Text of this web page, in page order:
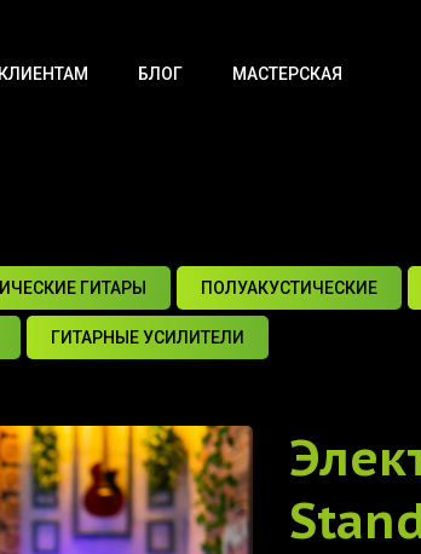
БЛОГ МАСТЕРСКАЯ
ГИТАРЫ ПОЛУАКУСТИЧЕСКИЕ
ГИТАРНЫЕ УСИЛИТЕЛИ